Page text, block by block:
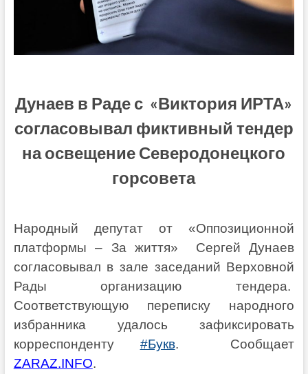
Дунаев в Раде с «Виктория ИРТА»
согласовывал фиктивный тендер
на освещение Северодонецкого
горсовета
Народный депутат от «Оппозиционной
платформы – За життя» Сергей Дунаев
согласовывал в зале заседаний Верховной
Рады организацию тендера.
Соответствующую переписку народного
избранника удалось зафиксировать
корреспонденту #Букв. Сообщает
ZARAZ.INFO.